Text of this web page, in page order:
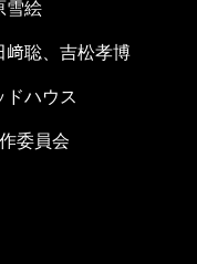
雪絵
聡、吉松孝博
ハウス
委員会